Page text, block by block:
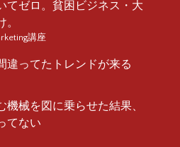
てゼロ。貧困ビジネス・大
講座
違ってたトレンドが来る
機械を図に乗らせた結果、
てない